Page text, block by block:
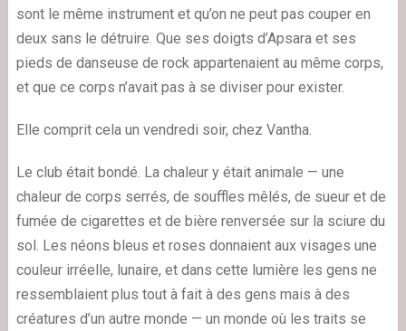
sont le même instrument et qu’on ne peut pas couper en
deux sans le détruire. Que ses doigts d’Apsara et ses
pieds de danseuse de rock appartenaient au même corps,
et que ce corps n’avait pas à se diviser pour exister.
Elle comprit cela un vendredi soir, chez Vantha.
Le club était bondé. La chaleur y était animale — une
chaleur de corps serrés, de souffles mêlés, de sueur et de
fumée de cigarettes et de bière renversée sur la sciure du
sol. Les néons bleus et roses donnaient aux visages une
couleur irréelle, lunaire, et dans cette lumière les gens ne
ressemblaient plus tout à fait à des gens mais à des
créatures d’un autre monde — un monde où les traits se